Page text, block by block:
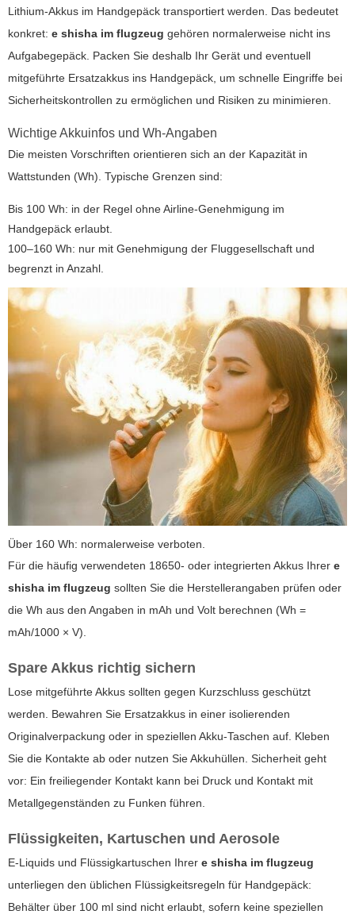
Lithium-Akkus im Handgepäck transportiert werden. Das bedeutet
konkret: e shisha im flugzeug gehören normalerweise nicht ins
Aufgabegepäck. Packen Sie deshalb Ihr Gerät und eventuell
mitgeführte Ersatzakkus ins Handgepäck, um schnelle Eingriffe bei
Sicherheitskontrollen zu ermöglichen und Risiken zu minimieren.
Wichtige Akkuinfos und Wh-Angaben
Die meisten Vorschriften orientieren sich an der Kapazität in
Wattstunden (Wh). Typische Grenzen sind:
Bis 100 Wh: in der Regel ohne Airline-Genehmigung im
Handgepäck erlaubt.
100–160 Wh: nur mit Genehmigung der Fluggesellschaft und
begrenzt in Anzahl.
Über 160 Wh: normalerweise verboten.
Für die häufig verwendeten 18650- oder integrierten Akkus Ihrer e
shisha im flugzeug sollten Sie die Herstellerangaben prüfen oder
die Wh aus den Angaben in mAh und Volt berechnen (Wh =
mAh/1000 × V).
Spare Akkus richtig sichern
Lose mitgeführte Akkus sollten gegen Kurzschluss geschützt
werden. Bewahren Sie Ersatzakkus in einer isolierenden
Originalverpackung oder in speziellen Akku-Taschen auf. Kleben
Sie die Kontakte ab oder nutzen Sie Akkuhüllen. Sicherheit geht
vor: Ein freiliegender Kontakt kann bei Druck und Kontakt mit
Metallgegenständen zu Funken führen.
Flüssigkeiten, Kartuschen und Aerosole
E-Liquids und Flüssigkartuschen Ihrer e shisha im flugzeug
unterliegen den üblichen Flüssigkeitsregeln für Handgepäck:
Behälter über 100 ml sind nicht erlaubt, sofern keine speziellen